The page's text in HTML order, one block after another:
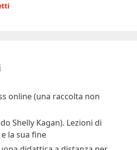
online (una raccolta non
Shelly Kagan). Lezioni di
la sua fine